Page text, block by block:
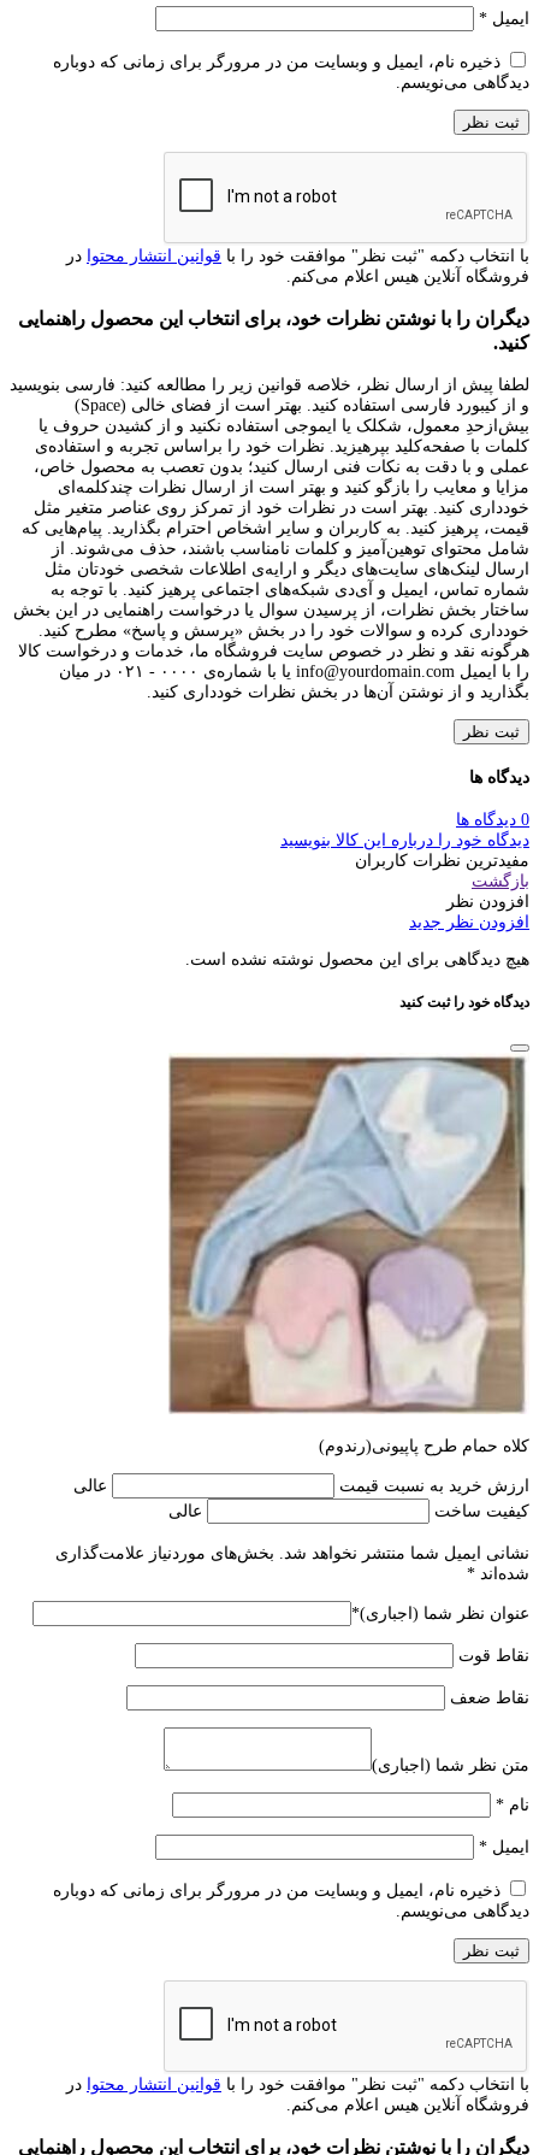
ایمیل *
ذخیره نام، ایمیل و وبسایت من در مرورگر برای زمانی که دوباره
دیدگاهی می‌نویسم.
با انتخاب دکمه "ثبت نظر" موافقت خود را با قوانین انتشار محتوا در
فروشگاه آنلاین هیس اعلام می‌کنم.
دیگران را با نوشتن نظرات خود، برای انتخاب این محصول راهنمایی
کنید.
لطفا پیش از ارسال نظر، خلاصه قوانین زیر را مطالعه کنید: فارسی بنویسید
و از کیبورد فارسی استفاده کنید. بهتر است از فضای خالی (Space)
بیش‌از‌حدِ معمول، شکلک یا ایموجی استفاده نکنید و از کشیدن حروف یا
کلمات با صفحه‌کلید بپرهیزید. نظرات خود را براساس تجربه و استفاده‌ی
عملی و با دقت به نکات فنی ارسال کنید؛ بدون تعصب به محصول خاص،
مزایا و معایب را بازگو کنید و بهتر است از ارسال نظرات چندکلمه‌‌ای
خودداری کنید. بهتر است در نظرات خود از تمرکز روی عناصر متغیر مثل
قیمت، پرهیز کنید. به کاربران و سایر اشخاص احترام بگذارید. پیام‌هایی که
شامل محتوای توهین‌آمیز و کلمات نامناسب باشند، حذف می‌شوند. از
ارسال لینک‌های سایت‌های دیگر و ارایه‌ی اطلاعات شخصی خودتان مثل
شماره تماس، ایمیل و آی‌دی شبکه‌های اجتماعی پرهیز کنید. با توجه به
ساختار بخش نظرات، از پرسیدن سوال یا درخواست راهنمایی در این بخش
خودداری کرده و سوالات خود را در بخش «پرسش و پاسخ» مطرح کنید.
هرگونه نقد و نظر در خصوص سایت فروشگاه ما، خدمات و درخواست کالا
را با ایمیل info@yourdomain.com یا با شماره‌ی ۰۰۰۰ - ۰۲۱ در میان
بگذارید و از نوشتن آن‌ها در بخش نظرات خودداری کنید.
ثبت نظر
دیدگاه ها
0 دیدگاه ها
دیدگاه خود را درباره این کالا بنویسید
مفیدترین نظرات کاربران
بازگشت
افزودن نظر
افزودن نظر جدید
هیچ دیدگاهی برای این محصول نوشته نشده است.
دیدگاه خود را ثبت کنید
کلاه حمام طرح پاپیونی(رندوم)
ارزش خرید به نسبت قیمت
عالی
کیفیت ساخت
عالی
نشانی ایمیل شما منتشر نخواهد شد. بخش‌های موردنیاز علامت‌گذاری
شده‌اند *
عنوان نظر شما (اجباری)*
نقاط قوت
نقاط ضعف
متن نظر شما (اجباری)
نام *
ایمیل *
ذخیره نام، ایمیل و وبسایت من در مرورگر برای زمانی که دوباره
دیدگاهی می‌نویسم.
با انتخاب دکمه "ثبت نظر" موافقت خود را با قوانین انتشار محتوا در
فروشگاه آنلاین هیس اعلام می‌کنم.
دیگران را با نوشتن نظرات خود، برای انتخاب این محصول راهنمایی